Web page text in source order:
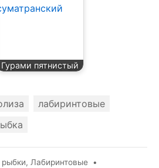
Гурами пятнистый
лабиринтовые
, Лабиринтовые •